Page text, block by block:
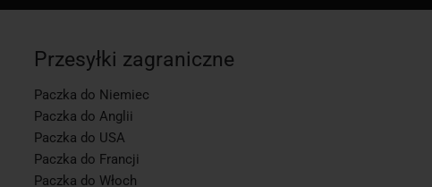
Przesyłki zagraniczne
Paczka do Niemiec
Paczka do Anglii
Paczka do USA
Paczka do Francji
Paczka do Włoch